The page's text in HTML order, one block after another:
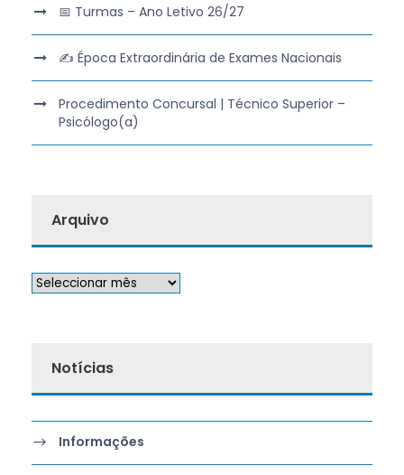
📅 Turmas – Ano Letivo 26/27
✍️ Época Extraordinária de Exames Nacionais
Procedimento Concursal | Técnico Superior –
Psicólogo(a)
Arquivo
Notícias
Informações